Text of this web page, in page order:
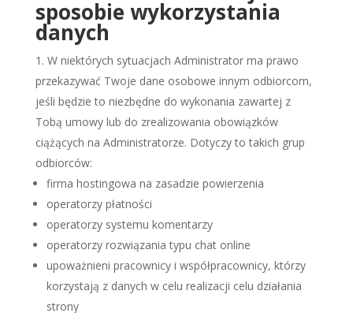
sposobie wykorzystania
danych
W niektórych sytuacjach Administrator ma prawo
przekazywać Twoje dane osobowe innym odbiorcom,
jeśli będzie to niezbędne do wykonania zawartej z
Tobą umowy lub do zrealizowania obowiązków
ciążących na Administratorze. Dotyczy to takich grup
odbiorców:
firma hostingowa na zasadzie powierzenia
operatorzy płatności
operatorzy systemu komentarzy
operatorzy rozwiązania typu chat online
upoważnieni pracownicy i współpracownicy, którzy
korzystają z danych w celu realizacji celu działania
strony